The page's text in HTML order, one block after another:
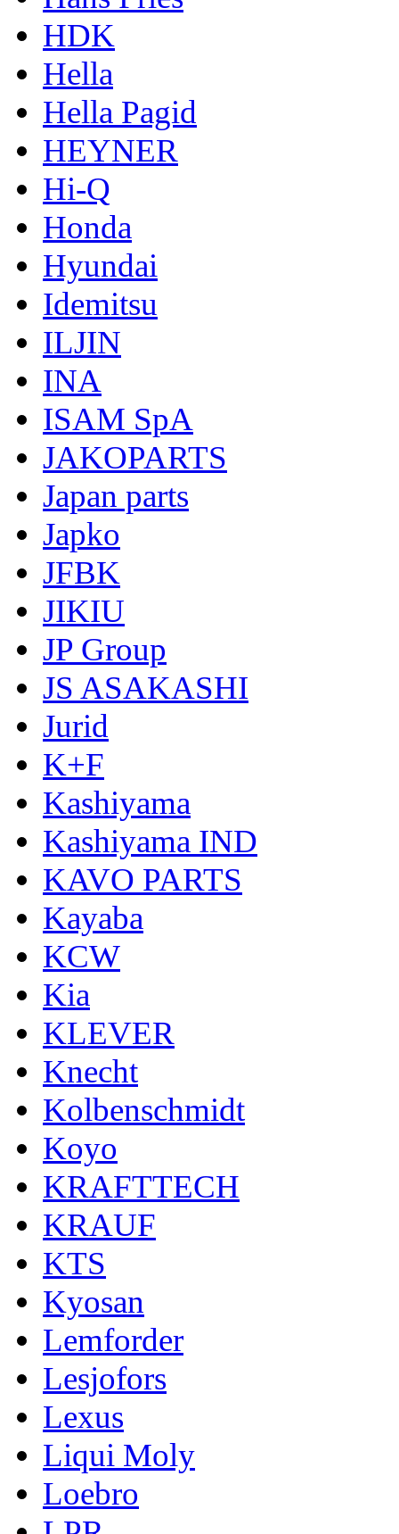
HDK
Hella
Hella Pagid
HEYNER
Hi-Q
Honda
Hyundai
Idemitsu
ILJIN
INA
ISAM SpA
JAKOPARTS
Japan parts
Japko
JFBK
JIKIU
JP Group
JS ASAKASHI
Jurid
K+F
Kashiyama
Kashiyama IND
KAVO PARTS
Kayaba
KCW
Kia
KLEVER
Knecht
Kolbenschmidt
Koyo
KRAFTTECH
KRAUF
KTS
Kyosan
Lemforder
Lesjofors
Lexus
Liqui Moly
Loebro